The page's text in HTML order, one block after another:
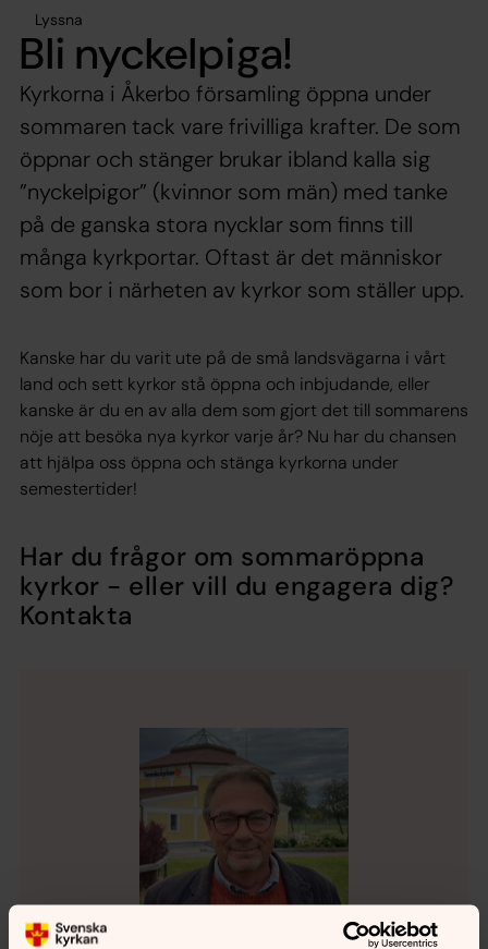
Lyssna
Bli nyckelpiga!
Kyrkorna i Åkerbo församling öppna under
sommaren tack vare frivilliga krafter. De som
öppnar och stänger brukar ibland kalla sig
”nyckelpigor” (kvinnor som män) med tanke
på de ganska stora nycklar som finns till
många kyrkportar. Oftast är det människor
som bor i närheten av kyrkor som ställer upp.
Kanske har du varit ute på de små landsvägarna i vårt
land och sett kyrkor stå öppna och inbjudande, eller
kanske är du en av alla dem som gjort det till sommarens
nöje att besöka nya kyrkor varje år? Nu har du chansen
att hjälpa oss öppna och stänga kyrkorna under
semestertider!
Har du frågor om sommaröppna
kyrkor - eller vill du engagera dig?
Kontakta